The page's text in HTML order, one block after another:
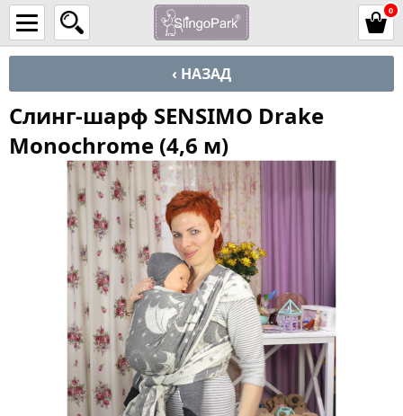
0
‹ НАЗАД
Слинг-шарф SENSIMO Drake
Monochrome (4,6 м)